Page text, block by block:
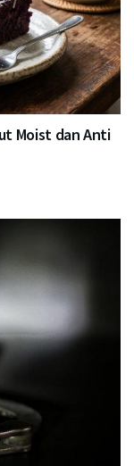
Moist dan Anti